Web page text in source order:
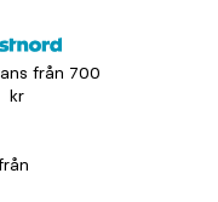
från 700
kr